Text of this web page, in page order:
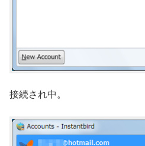
接続され中。